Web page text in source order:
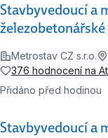
Stavbyvedoucí a
Metrostav CZ s.r.o.
376 hodnocení na
Stavbyvedoucí a
Přidáno před hodinou